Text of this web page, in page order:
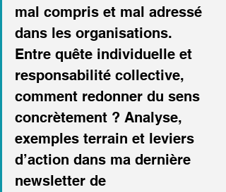
mal compris et mal adressé
dans les organisations.
Entre quête individuelle et
responsabilité collective,
comment redonner du sens
concrètement ? Analyse,
exemples terrain et leviers
d’action dans ma dernière
newsletter de